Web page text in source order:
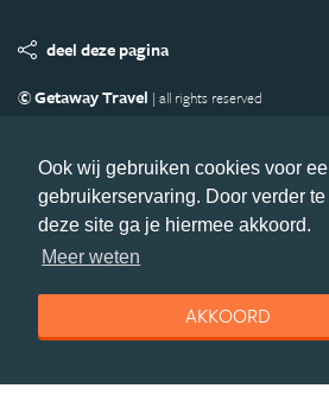
Ook wij gebruiken cookies voor
gebruikerservaring. Door verder
deze site ga je hiermee akkoord.
Meer weten
AKKOORD
deel deze pagina
© Getaway Travel | all rights reserved
Copyright
Privacy statement
Volg Oceanie.nl
Nieuwsbrief
Facebook